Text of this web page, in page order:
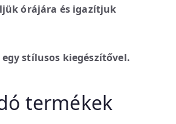
órájára és igazítjuk
stílusos kiegészítővel.
termékek